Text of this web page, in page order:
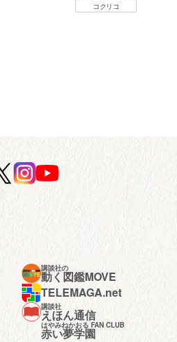
コクリコ
講談社の
動く図鑑MOVE
TELEMAGA.net
講談社
えほん通信
はやみねかおる FAN CLUB
赤い夢学園